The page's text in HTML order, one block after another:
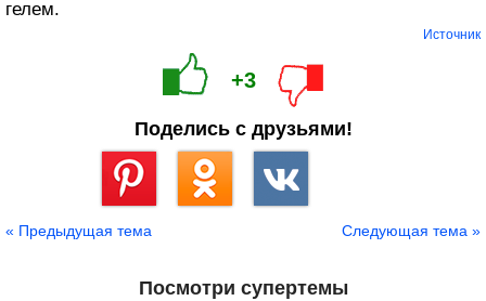
гелем.
Источник
+3
Поделись с друзьями!
« Предыдущая тема Следующая тема »
Посмотри супертемы